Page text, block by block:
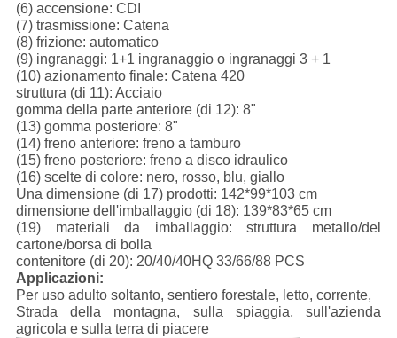
(6) accensione: CDI
(7) trasmissione: Catena
(8) frizione: automatico
(9) ingranaggi: 1+1 ingranaggio o ingranaggi 3 + 1
(10) azionamento finale: Catena 420
struttura (di 11): Acciaio
gomma della parte anteriore (di 12): 8"
(13) gomma posteriore: 8"
(14) freno anteriore: freno a tamburo
(15) freno posteriore: freno a disco idraulico
(16) scelte di colore: nero, rosso, blu, giallo
Una dimensione (di 17) prodotti: 142*99*103 cm
dimensione dell'imballaggio (di 18): 139*83*65 cm
(19) materiali da imballaggio: struttura metallo/del
cartone/borsa di bolla
contenitore (di 20): 20/40/40HQ 33/66/88 PCS
Applicazioni:
Per uso adulto soltanto, sentiero forestale, letto, corrente,
Strada della montagna, sulla spiaggia, sull'azienda
agricola e sulla terra di piacere